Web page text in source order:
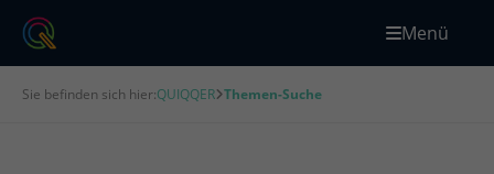
Menü
Sie befinden sich hier:QUIQQER Themen-Suche